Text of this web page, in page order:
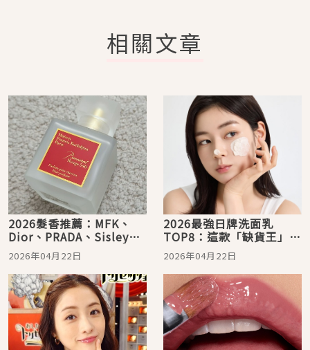
相關文章
2026髮香推薦：MFK、
Dior、PRADA、Sisley，
日本女生回頭率100%的持
香術全攻略
2026年04月22日
2026最強日牌洗面乳
TOP8：這款「缺貨王」洗
完像水飛梭，毛孔乾淨到
會發光
2026年04月22日